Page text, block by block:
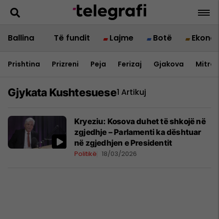
Ballina Të fundit Lajme Botë
Prishtina Prizreni Peja Ferizaj Gjakova
Gjykata Kushtesuese1 Artikuj
Kryeziu: Kosova duhet të shkojë në
zgjedhje – Parlamenti ka dështuar
në zgjedhjen e Presidentit
Politikë 18/03/2026